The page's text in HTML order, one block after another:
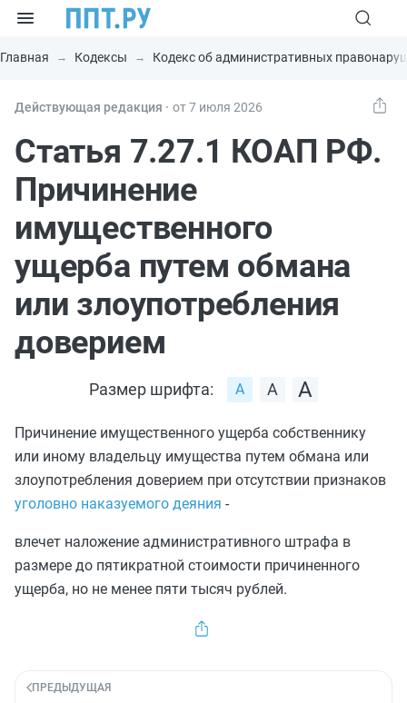
Главная Кодексы Кодекс об административных
Действующая редакция ⸱ от 7 июля 2026
Статья 7.27.1 КОАП РФ.
Причинение
имущественного
ущерба путем обмана
или злоупотребления
доверием
Размер шрифта:
Причинение имущественного ущерба собственнику
или иному владельцу имущества путем обмана или
злоупотребления доверием при отсутствии признаков
уголовно наказуемого деяния -
влечет наложение административного штрафа в
размере до пятикратной стоимости причиненного
ущерба, но не менее пяти тысяч рублей.
ПРЕДЫДУЩАЯ